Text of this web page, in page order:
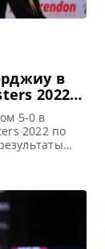
в
2022
5-0 в
2022 по
Turkish
более